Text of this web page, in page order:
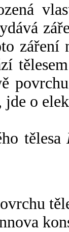
záření
jde o
tělesa